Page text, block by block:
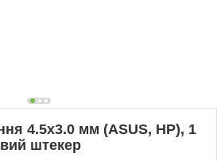
4.5x3.0 мм (ASUS, HP), 1
штекер